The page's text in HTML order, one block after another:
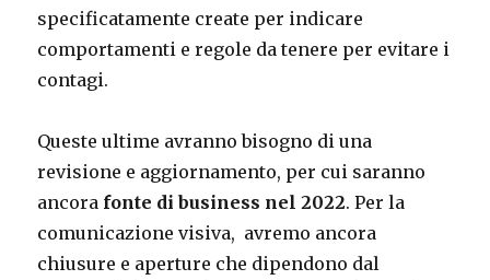
specificatamente create per indicare
comportamenti e regole da tenere per evitare i
contagi.
Queste ultime avranno bisogno di una
revisione e aggiornamento, per cui saranno
ancora fonte di business nel 2022. Per la
comunicazione visiva, avremo ancora
chiusure e aperture che dipendono dal